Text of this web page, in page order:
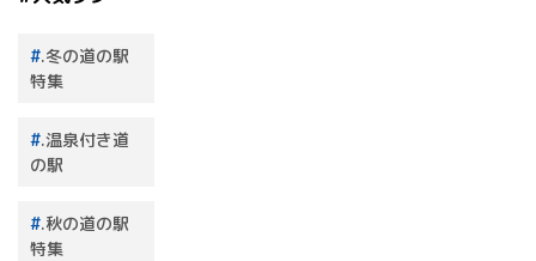
.冬の道の駅
特集
.温泉付き道
の駅
.秋の道の駅
特集